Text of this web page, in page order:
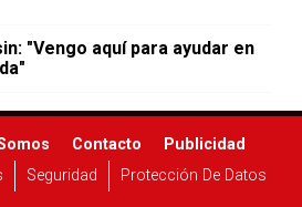
"Vengo aquí para ayudar en
Contacto
Publicidad
Seguridad Protección De Datos